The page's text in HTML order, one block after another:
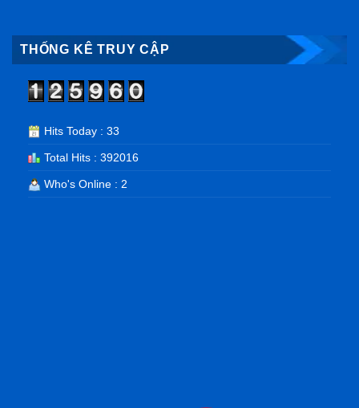
THỐNG KÊ TRUY CẬP
Hits Today : 33
Total Hits : 392016
Who's Online : 2